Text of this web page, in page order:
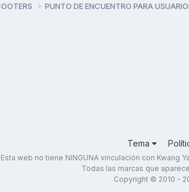
PUNTO DE ENCUENTRO PARA
Tema
Esta web no tiene NINGUNA vinculación con Kwang
Todas las marcas que
Copyright © 2010 -